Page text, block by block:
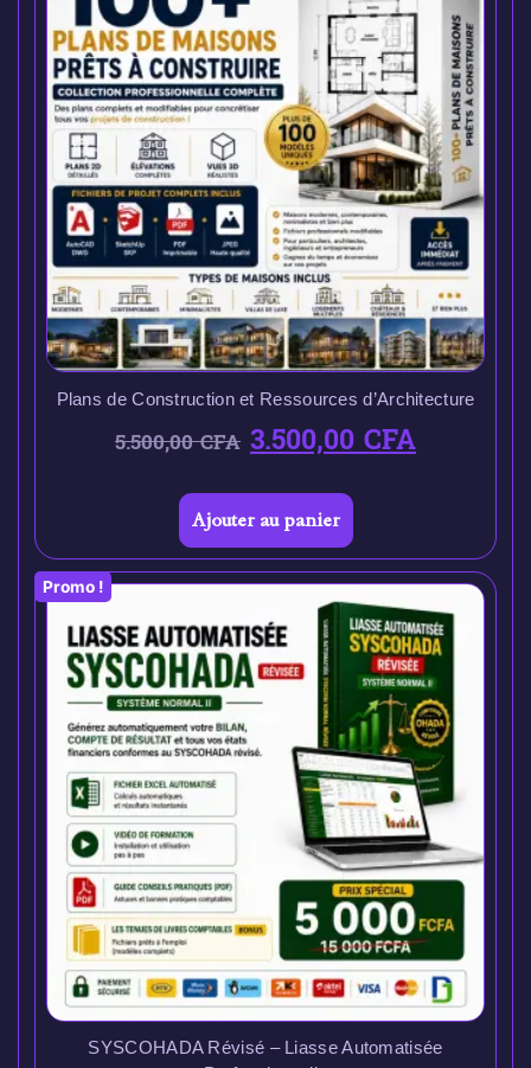
Plans de Construction et Ressources d’Architecture
5.500,00CFA 3.500,00CFA
Ajouter au panier
Promo !
SYSCOHADA Révisé – Liasse Automatisée